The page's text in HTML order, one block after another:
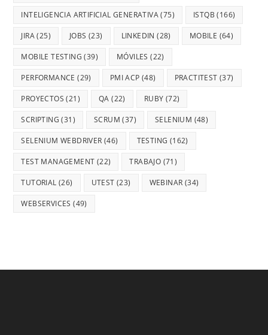
INTELIGENCIA ARTIFICIAL GENERATIVA(75) ISTQB (166)
JIRA(25) JOBS (23) LINKEDIN (28) MOBILE (64)
MOBILE TESTING (39) MÓVILES (22)
PERFORMANCE (29) PMI ACP (48) PRACTITEST (37)
PROYECTOS (21) QA (22) RUBY (72)
SCRIPTING (31) SCRUM (37) SELENIUM (48)
SELENIUM WEBDRIVER (46) TESTING (162)
TEST MANAGEMENT (22) TRABAJO (71)
TUTORIAL (26) UTEST (23) WEBINAR (34)
WEBSERVICES (49)